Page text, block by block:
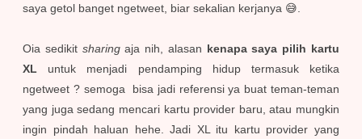
saya getol banget ngetweet, biar sekalian kerjanya 😅.
Oia sedikit sharingaja nih, alasan kenapa saya pilih kartu
XL untuk menjadi pendamping hidup termasuk ketika
ngetweet ? semoga bisa jadi referensi ya buat teman-teman
yang juga sedang mencari kartu provider baru, atau mungkin
ingin pindah haluan hehe. Jadi XL itu kartu provider yang